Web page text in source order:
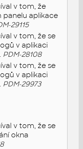
v tom, že
panelu aplikace
29115
v tom, že se
v aplikaci
PDM-28108
v tom, že se
v aplikaci
PDM-29973
v tom, že se
okna